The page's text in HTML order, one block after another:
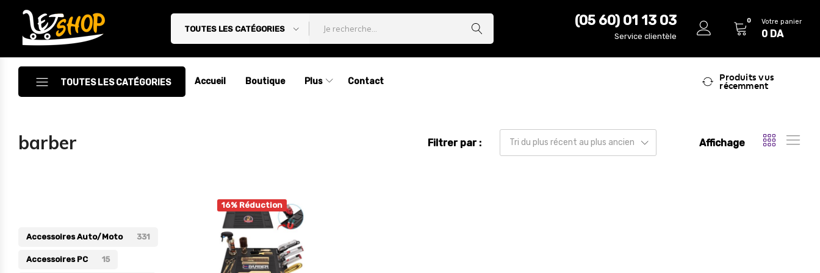
Letshop.dz
TOUTES LES CATÉGORIES
(05 60) 01 13 03
Service clientèle
0 Votre panier
0 DA
TOUTES LES CATÉGORIES
Accessoires
Décoration
Electroménager
Accueil Boutique Plus Contact
Produits vus
récemment
barber Filtrer par : Tri du plus récent au plus ancien Affichage
16% Réduction
Accessoires Auto/Moto 331
Accessoires PC 15